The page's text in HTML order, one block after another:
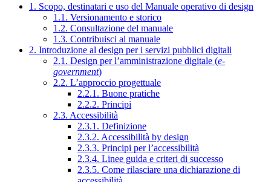
1. Scopo, destinatari e uso del Manuale operativo di design
1.1. Versionamento e storico
1.2. Consultazione del manuale
1.3. Contribuisci al manuale
2. Introduzione al design per i servizi pubblici digitali
2.1. Design per l’amministrazione digitale (e-
government)
2.2. L’approccio progettuale
2.2.1. Buone pratiche
2.2.2. Principi
2.3. Accessibilità
2.3.1. Definizione
2.3.2. Accessibilità by design
2.3.3. Principi per l’accessibilità
2.3.4. Linee guida e criteri di successo
2.3.5. Come rilasciare una dichiarazione di